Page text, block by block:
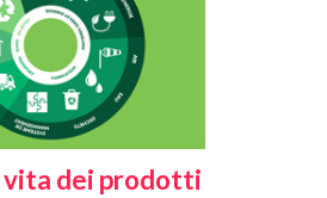
vita dei prodotti